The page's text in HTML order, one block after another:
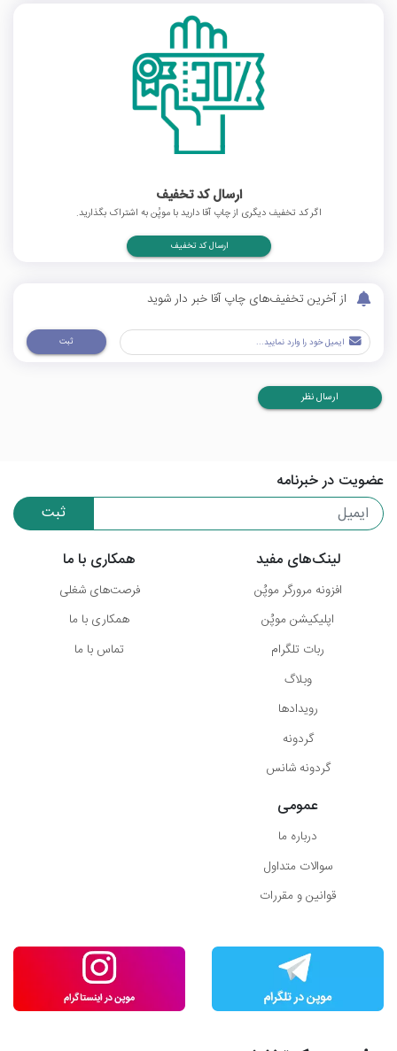
ارسال کد تخفیف
اگر کد تخفیف دیگری از چاپ آقا دارید با موپُن به اشتراک بگذارید.
ارسال کد تخفیف
از آخرین تخفیف‌های چاپ آقا خبر دار شوید
ثبت
ارسال نظر
عضویت در خبرنامه
ثبت
لینک‌های مفید
افزونه مرورگر موپُن
اپلیکیشن موپُن
ربات تلگرام
وبلاگ
رویدادها
گردونه
گردونه شانس
همکاری با ما
فرصت‌های شغلی
همکاری با ما
تماس با ما
عمومی
درباره ما
سوالات متداول
قوانین و مقررات